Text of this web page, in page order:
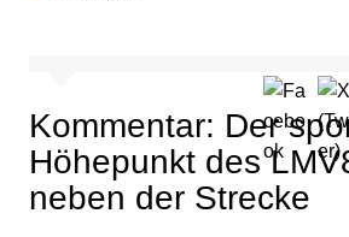
Kommentar: Der
Höhepunkt des
neben der Strecke